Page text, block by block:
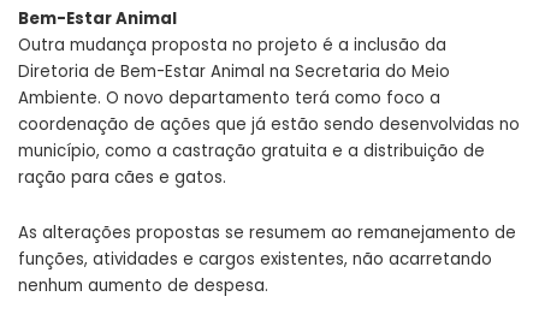
Bem-Estar Animal
Outra mudança proposta no projeto é a inclusão da
Diretoria de Bem-Estar Animal na Secretaria do Meio
Ambiente. O novo departamento terá como foco a
coordenação de ações que já estão sendo desenvolvidas no
município, como a castração gratuita e a distribuição de
ração para cães e gatos.
As alterações propostas se resumem ao remanejamento de
funções, atividades e cargos existentes, não acarretando
nenhum aumento de despesa.